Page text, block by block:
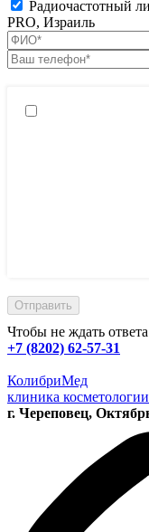
Радиочастотный
PRO, Израиль
Чтобы не ждать
+7 (8202) 62-57-31
КолибриМед
клиника
г. Череповец,